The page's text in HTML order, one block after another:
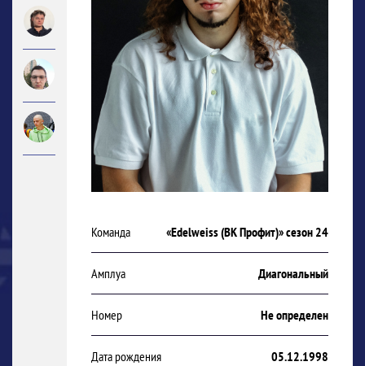
Команда «Edelweiss (ВК Профит)» сезон 24
Амплуа Диагональный
Номер Не определен
Дата рождения 05.12.1998